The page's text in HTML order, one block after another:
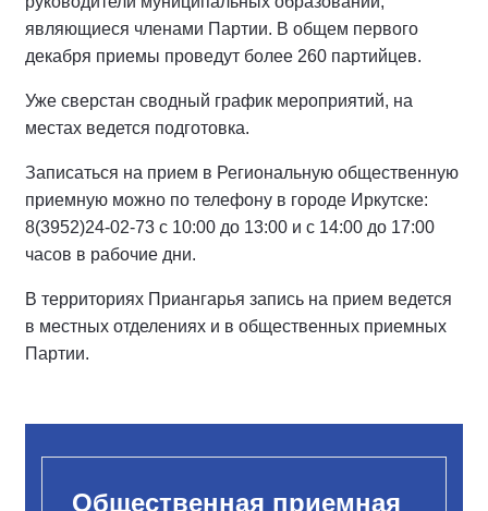
являющиеся членами Партии. В общем первого
декабря приемы проведут более 260 партийцев.
Уже сверстан сводный график мероприятий, на
местах ведется подготовка.
Записаться на прием в Региональную общественную
приемную можно по телефону в городе Иркутске:
8(3952)24-02-73 с 10:00 до 13:00 и с 14:00 до 17:00
часов в рабочие дни.
В территориях Приангарья запись на прием ведется
в местных отделениях и в общественных приемных
Партии.
Общественная приемная